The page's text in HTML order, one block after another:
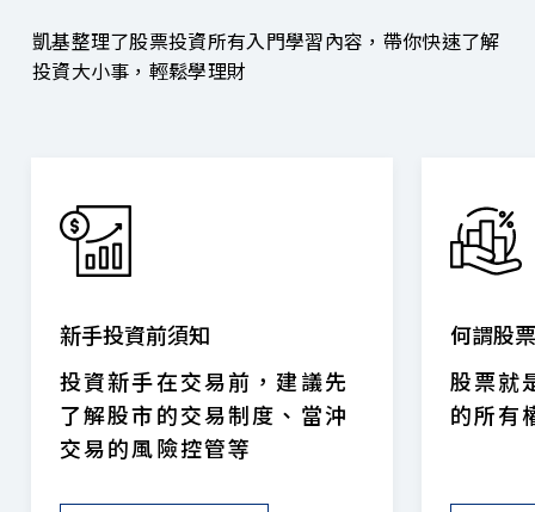
凱基整理了股票投資所有入門學習內容，帶你快速了解
投資大小事，輕鬆學理財
新手投資前須知
投資新手在交易前，建議先
了解股市的交易制度、當沖
交易的風險控管等
何謂股
股票就
的所有